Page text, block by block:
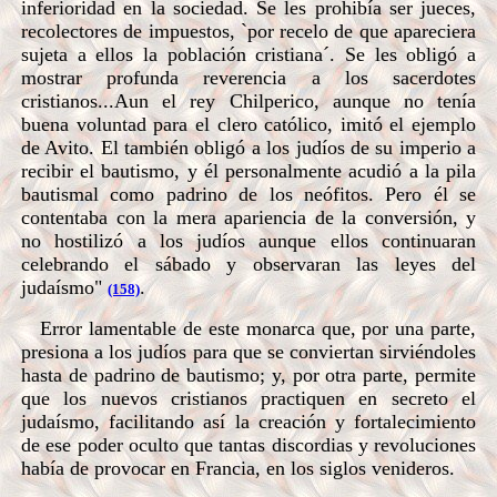
inferioridad en la sociedad. Se les prohibía ser jueces,
recolectores de impuestos, `por recelo de que apareciera
sujeta a ellos la población cristiana´. Se les obligó a
mostrar profunda reverencia a los sacerdotes
cristianos...Aun el rey Chilperico, aunque no tenía
buena voluntad para el clero católico, imitó el ejemplo
de Avito. El también obligó a los judíos de su imperio a
recibir el bautismo, y él personalmente acudió a la pila
bautismal como padrino de los neófitos. Pero él se
contentaba con la mera apariencia de la conversión, y
no hostilizó a los judíos aunque ellos continuaran
celebrando el sábado y observaran las leyes del
judaísmo" (158).
Error lamentable de este monarca que, por una parte,
presiona a los judíos para que se conviertan sirviéndoles
hasta de padrino de bautismo; y, por otra parte, permite
que los nuevos cristianos practiquen en secreto el
judaísmo, facilitando así la creación y fortalecimiento
de ese poder oculto que tantas discordias y revoluciones
había de provocar en Francia, en los siglos venideros.